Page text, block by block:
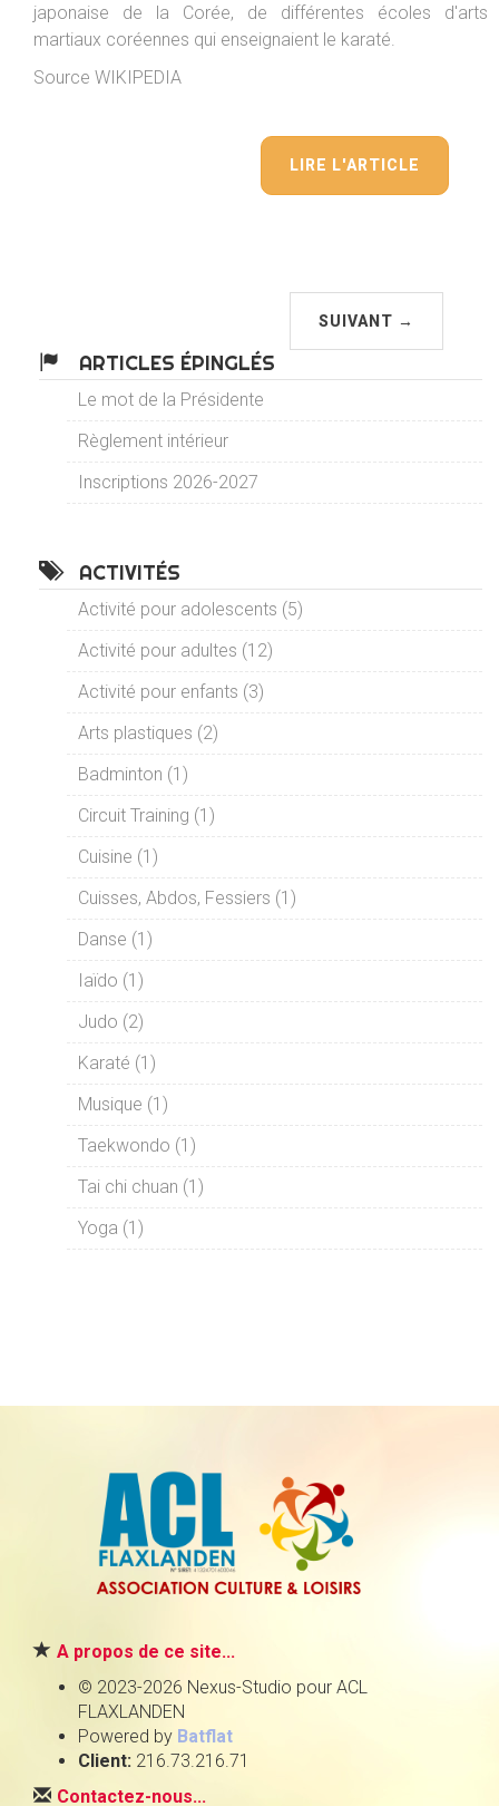
japonaise de la Corée, de différentes écoles d'arts
martiaux coréennes qui enseignaient le karaté.
Source WIKIPEDIA
LIRE L'ARTICLE
SUIVANT →
ARTICLES ÉPINGLÉS
Le mot de la Présidente
Règlement intérieur
Inscriptions 2026-2027
ACTIVITÉS
Activité pour adolescents (5)
Activité pour adultes (12)
Activité pour enfants (3)
Arts plastiques (2)
Badminton (1)
Circuit Training (1)
Cuisine (1)
Cuisses, Abdos, Fessiers (1)
Danse (1)
Iaïdo (1)
Judo (2)
Karaté (1)
Musique (1)
Taekwondo (1)
Tai chi chuan (1)
Yoga (1)
A propos de ce site...
© 2023-2026 Nexus-Studio pour ACL
FLAXLANDEN
Powered by Batflat
Client: 216.73.216.71
Contactez-nous...